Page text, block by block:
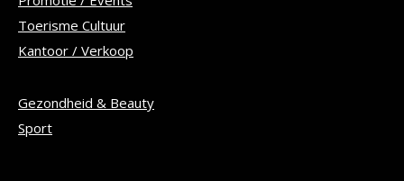
Toerisme Cultuur
Kantoor / Verkoop
Gezondheid & Beauty
Sport